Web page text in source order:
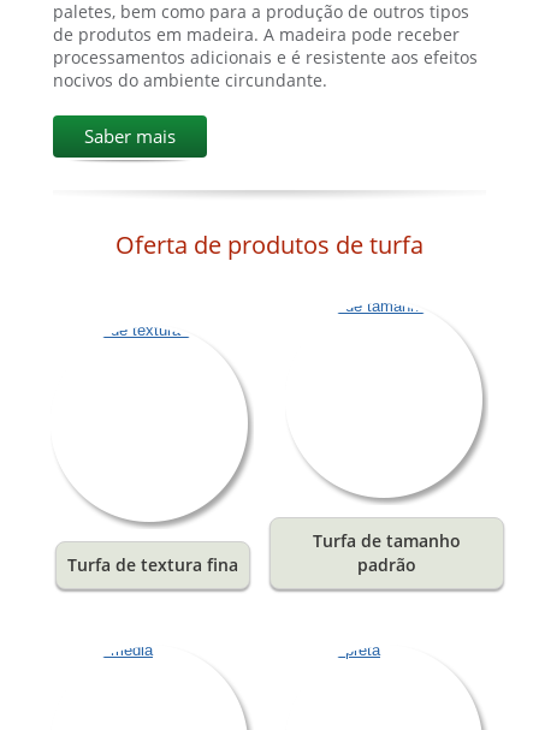
paletes, bem como para a produção de outros tipos
de produtos em madeira. A madeira pode receber
processamentos adicionais e é resistente aos efeitos
nocivos do ambiente circundante.
Saber mais
Oferta de produtos de turfa
Turfa de textura fina
Turfa de tamanho
padrão